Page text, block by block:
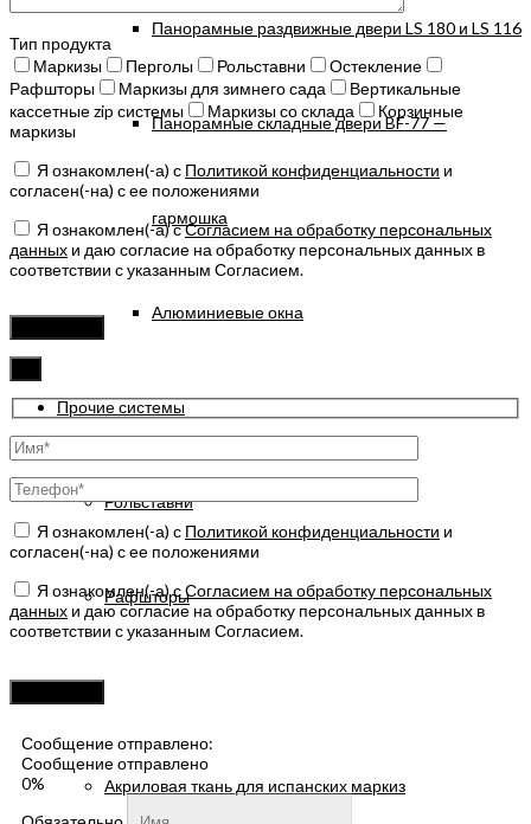
Панорамные раздвижные двери LS 180 и LS 116
Панорамные складные двери BF-77 —
гармошка
Алюминиевые окна
Прочие системы
Рольставни
Рафшторы
Акриловая ткань для испанских маркиз
Тип продукта
Маркизы
Перголы Рольставни
Остекление
Рафшторы
Маркизы для зимнего сада
Вертикальные
кассетные zip системы
Маркизы со склада
Корзинные
маркизы
Я ознакомлен(-а) с Политикой конфиденциальности и
согласен(-на) с ее положениями
Я ознакомлен(-а) сСогласием на обработку персональных
данных и даю согласие на обработку персональных данных в
соответствии с указанным Согласием.
Я ознакомлен(-а) с Политикой конфиденциальности и
согласен(-на) с ее положениями
Я ознакомлен(-а) сСогласием на обработку персональных
данных и даю согласие на обработку персональных данных в
соответствии с указанным Согласием.
это
поле
Сообщение отправлено:
Сообщение отправлено
0%